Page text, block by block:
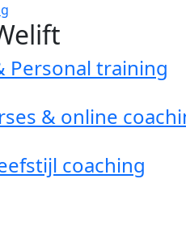
Personal training
& online
coaching